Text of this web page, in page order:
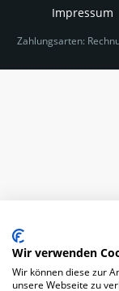
Impressum
Zahlungsarten:
Wir verwenden
Wir können diese zur
unsere Webseite zu